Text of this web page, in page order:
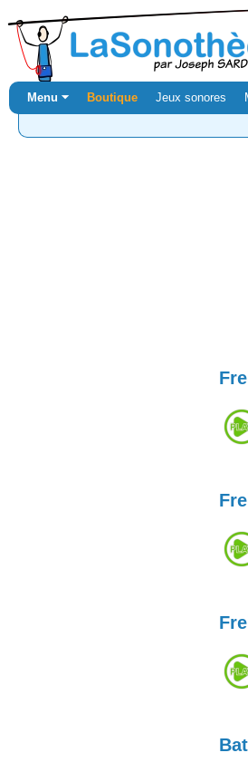
Menu ⏷ Boutique Jeux sonores